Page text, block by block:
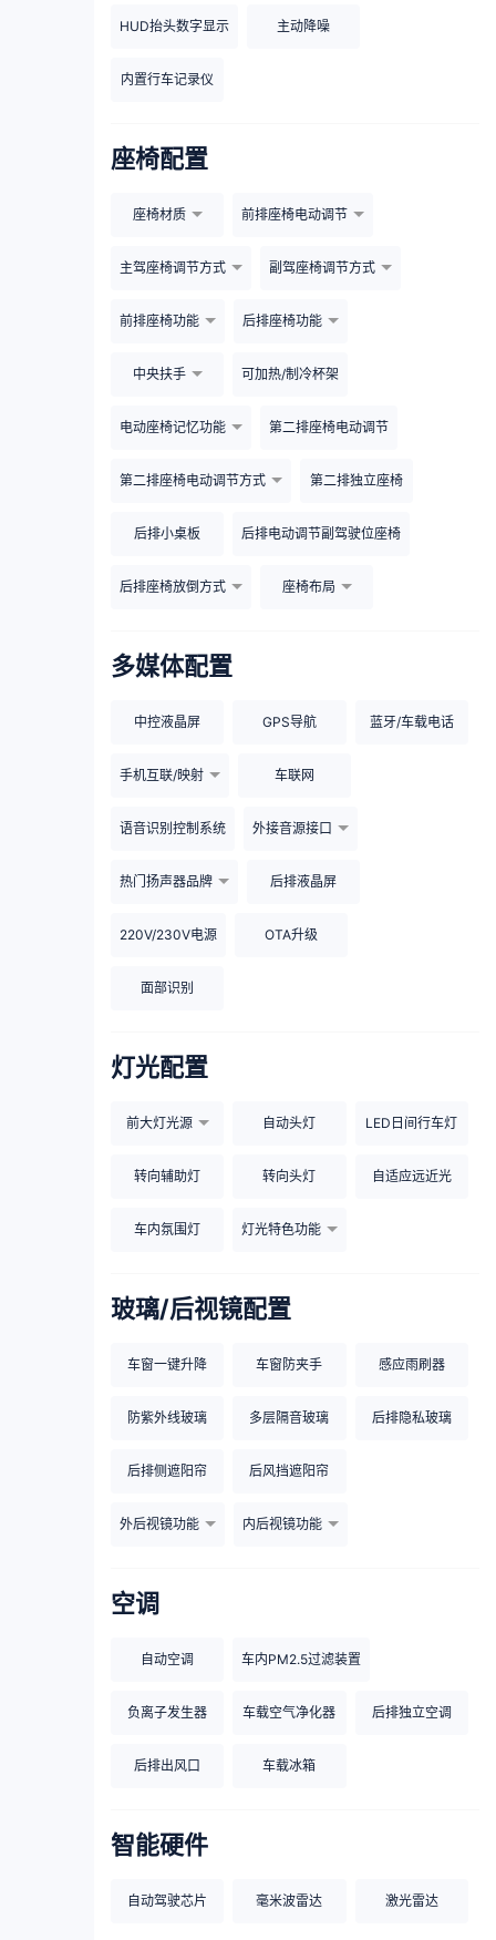
HUD抬头数字显示 主动降噪
内置行车记录仪
座椅配置
座椅材质 前排座椅电动调节
主驾座椅调节方式 副驾座椅调节方式
前排座椅功能 后排座椅功能
中央扶手 可加热/制冷杯架
电动座椅记忆功能 第二排座椅电动调节
第二排座椅电动调节方式 第二排独立座椅
后排小桌板 后排电动调节副驾驶位座椅
后排座椅放倒方式 座椅布局
多媒体配置
中控液晶屏 GPS导航 蓝牙/车载电话
手机互联/映射 车联网
语音识别控制系统 外接音源接口
热门扬声器品牌 后排液晶屏
220V/230V电源 OTA升级
面部识别
灯光配置
前大灯光源 自动头灯 LED日间行车灯
转向辅助灯 转向头灯 自适应远近光
车内氛围灯 灯光特色功能
玻璃/后视镜配置
车窗一键升降 车窗防夹手 感应雨刷器
防紫外线玻璃 多层隔音玻璃 后排隐私玻璃
后排侧遮阳帘 后风挡遮阳帘
外后视镜功能 内后视镜功能
空调
自动空调 车内PM2.5过滤装置
负离子发生器 车载空气净化器 后排独立空调
后排出风口 车载冰箱
智能硬件
自动驾驶芯片 毫米波雷达 激光雷达